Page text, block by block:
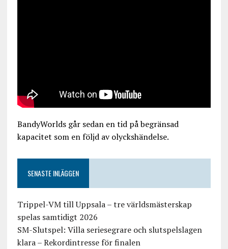
BandyWorlds går sedan en tid på begränsad
kapacitet som en följd av olyckshändelse.
SENASTE INLÄGGEN
Trippel-VM till Uppsala – tre världsmästerskap
spelas samtidigt 2026
SM-Slutspel: Villa seriesegrare och slutspelslagen
klara – Rekordintresse för finalen